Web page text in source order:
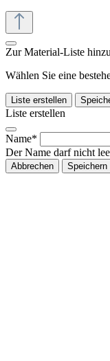
Zur Material-Liste
Wählen Sie eine
Liste erstellen
Liste erstellen
Name*
Der Name darf nicht
Abbrechen Speichern